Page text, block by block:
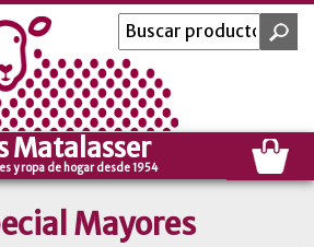
Matalasser
y ropa de hogar desde 1954
Mayores